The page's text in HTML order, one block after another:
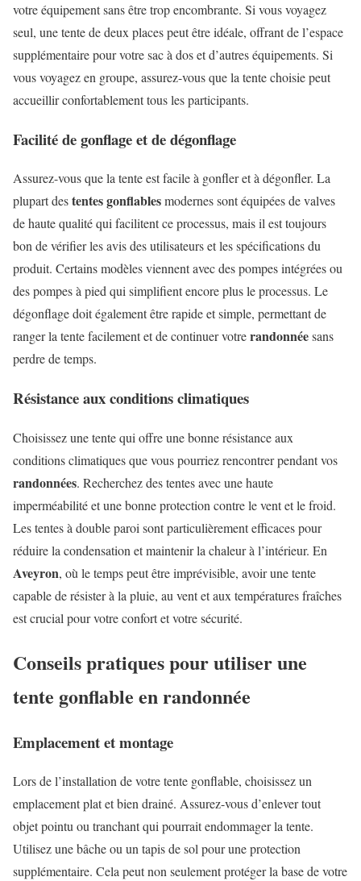
votre équipement sans être trop encombrante. Si vous voyagez
seul, une tente de deux places peut être idéale, offrant de l’espace
supplémentaire pour votre sac à dos et d’autres équipements. Si
vous voyagez en groupe, assurez-vous que la tente choisie peut
accueillir confortablement tous les participants.
Facilité de gonflage et de dégonflage
Assurez-vous que la tente est facile à gonfler et à dégonfler. La
plupart destentes gonflablesmodernes sont équipées de valves
de haute qualité qui facilitent ce processus, mais il est toujours
bon de vérifier les avis des utilisateurs et les spécifications du
produit. Certains modèles viennent avec des pompes intégrées ou
des pompes à pied qui simplifient encore plus le processus. Le
dégonflage doit également être rapide et simple, permettant de
ranger la tente facilement et de continuer votrerandonnéesans
perdre de temps.
Résistance aux conditions climatiques
Choisissez une tente qui offre une bonne résistance aux
conditions climatiques que vous pourriez rencontrer pendant vos
randonnées. Recherchez des tentes avec une haute
imperméabilité et une bonne protection contre le vent et le froid.
Les tentes à double paroi sont particulièrement efficaces pour
réduire la condensation et maintenir la chaleur à l’intérieur. En
Aveyron, où le temps peut être imprévisible, avoir une tente
capable de résister à la pluie, au vent et aux températures fraîches
est crucial pour votre confort et votre sécurité.
Conseils pratiques pour utiliser une
tente gonflable en randonnée
Emplacement et montage
Lors de l’installation de votre tente gonflable, choisissez un
emplacement plat et bien drainé. Assurez-vous d’enlever tout
objet pointu ou tranchant qui pourrait endommager la tente.
Utilisez une bâche ou un tapis de sol pour une protection
supplémentaire. Cela peut non seulement protéger la base de votre